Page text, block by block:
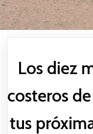
Los diez
costeros
tus